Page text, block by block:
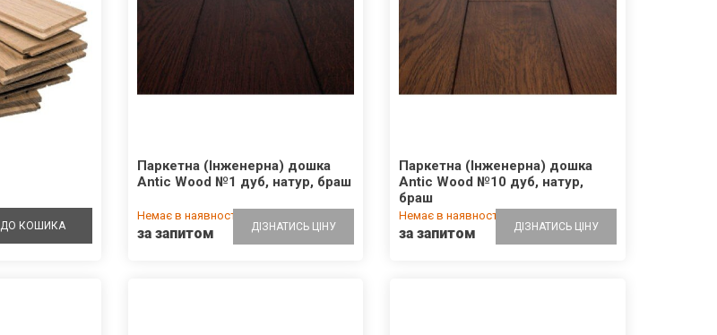
ДО КОШИКА
Паркетна (Інженерна) дошка
Antic Wood №1 дуб, натур, браш
Немає в наявності
за запитом ДІЗНАТИСЬ ЦІНУ
Паркетна (Інженерна) дошка
Antic Wood №10 дуб, натур,
браш
Немає в наявності
за запитом ДІЗНАТИСЬ ЦІНУ